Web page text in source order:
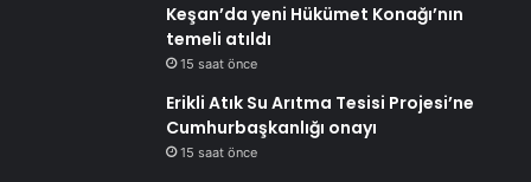
Keşan’da yeni Hükümet Konağı’nın
temeli atıldı
15 saat önce
Erikli Atık Su Arıtma Tesisi Projesi’ne
Cumhurbaşkanlığı onayı
15 saat önce